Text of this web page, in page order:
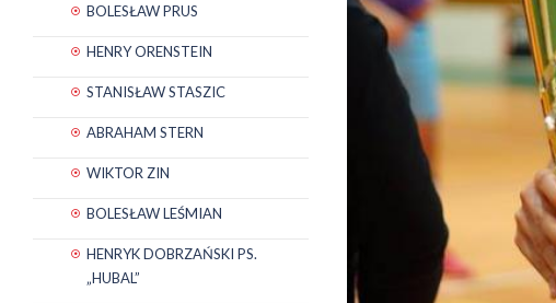
BOLESŁAW PRUS
HENRY ORENSTEIN
STANISŁAW STASZIC
ABRAHAM STERN
WIKTOR ZIN
BOLESŁAW LEŚMIAN
HENRYK DOBRZAŃSKI PS.
„HUBAL”